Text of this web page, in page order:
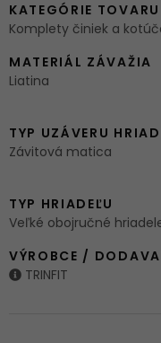
KATEGÓRIE TOVARU
Komplety činiek a
MATERIÁL ZÁVAŽIA
Liatina
TYP UZÁVERU
Závitová matica
TYP HRIADEĽU
Veľké obojručné
VÝROBCE /
TRINFIT